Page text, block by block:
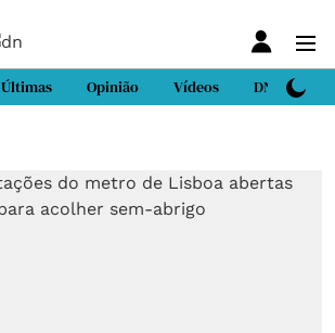
Últimas Opinião Vídeos DN Sport